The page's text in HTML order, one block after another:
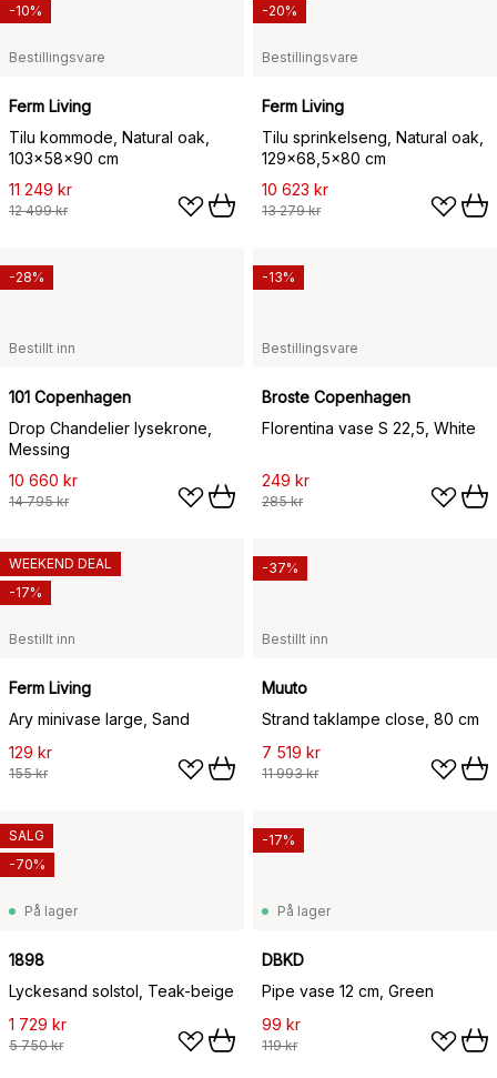
Bestillingsvare
Ferm Living
Tilu kommode, Natural oak,
103x58x90 cm
11 249 kr
12 499 kr
-10%
Bestillingsvare
Ferm Living
Tilu sprinkelseng, Natural oak,
129x68,5x80 cm
10 623 kr
13 279 kr
-20%
Bestillt inn
101 Copenhagen
Drop Chandelier lysekrone,
Messing
10 660 kr
14 795 kr
-28%
Bestillingsvare
Broste Copenhagen
Florentina vase S 22,5, White
249 kr
285 kr
-13%
Bestillt inn
Ferm Living
Ary minivase large, Sand
129 kr
155 kr
WEEKEND DEAL
-17%
Bestillt inn
Muuto
Strand taklampe close, 80 cm
7 519 kr
11 993 kr
-37%
På lager
1898
Lyckesand solstol, Teak-beige
1 729 kr
5 750 kr
SALG
-70%
På lager
DBKD
Pipe vase 12 cm, Green
99 kr
119 kr
-17%